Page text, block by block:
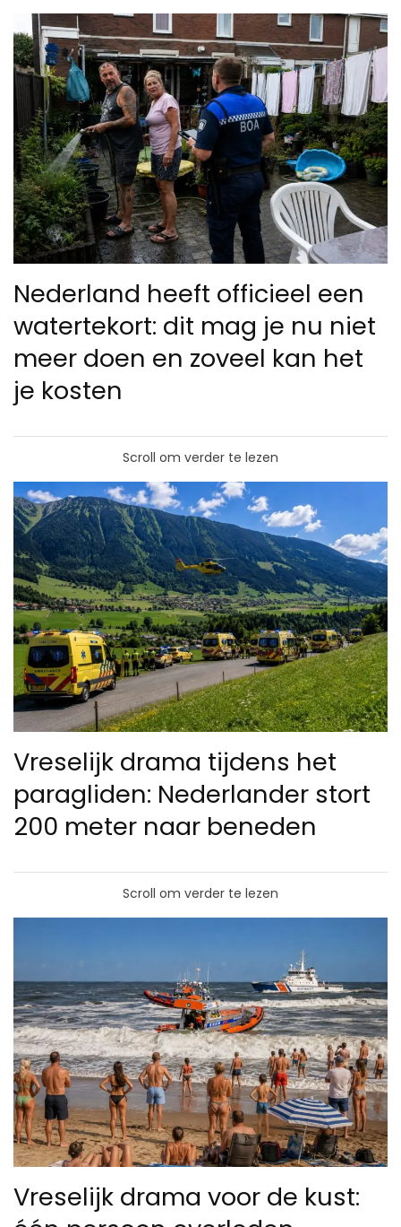
Nederland heeft officieel een
watertekort: dit mag je nu niet
meer doen en zoveel kan het
je kosten
Scroll om verder te lezen
Vreselijk drama tijdens het
paragliden: Nederlander stort
200 meter naar beneden
Scroll om verder te lezen
Vreselijk drama voor de kust: